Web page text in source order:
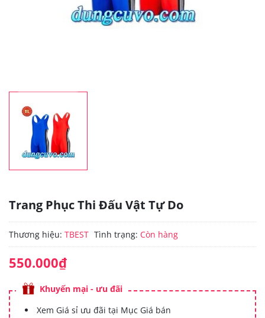
Trang Phục Thi Đấu Vật Tự Do
Thương hiệu: TBEST Tình trạng: Còn hàng
550.000₫
Khuyến mại - ưu đãi
Xem Giá sỉ ưu đãi tại Mục Giá bán